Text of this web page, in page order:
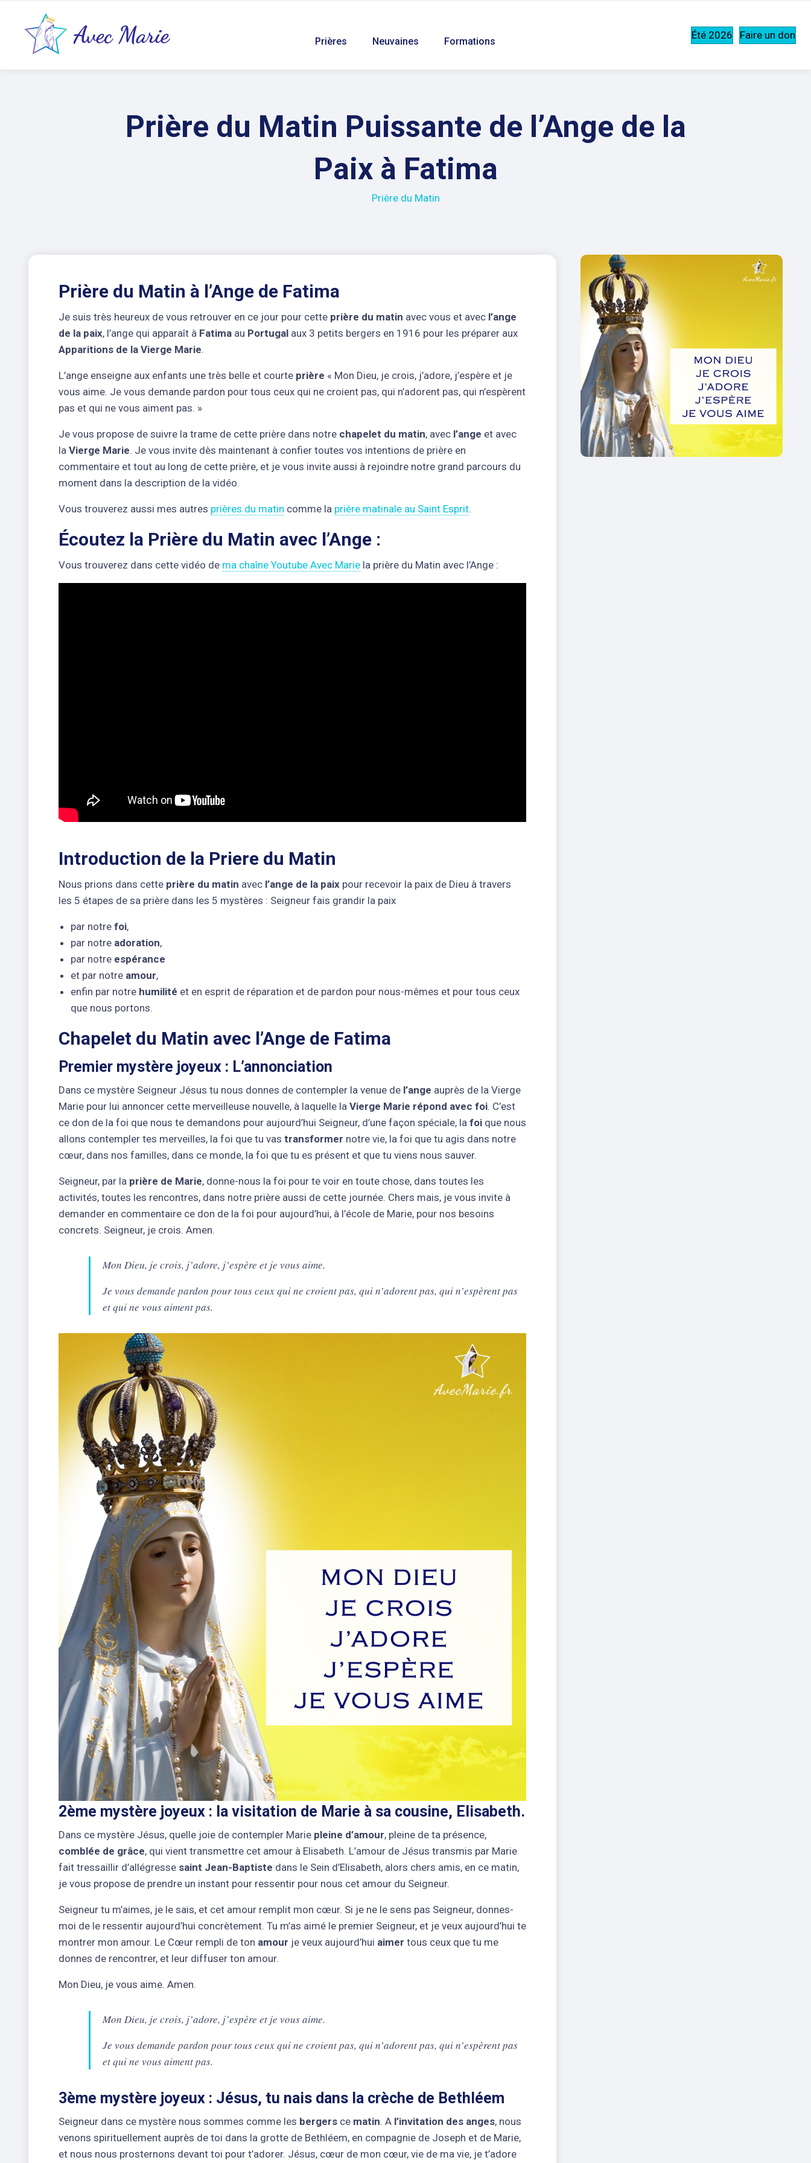
Prières Neuvaines Formations
Été 2026 Faire un don
Prière du Matin Puissante de l’Ange de la
Paix à Fatima
Prière du Matin
Prière du Matin à l’Ange de Fatima
Je suis très heureux de vous retrouver en ce jour pour cette prière du matin avec vous et avec l’ange
de la paix, l’ange qui apparaît à Fatima au Portugal aux 3 petits bergers en 1916 pour les préparer aux
Apparitions de la Vierge Marie.
L’ange enseigne aux enfants une très belle et courte prière « Mon Dieu, je crois, j’adore, j’espère et je
vous aime. Je vous demande pardon pour tous ceux qui ne croient pas, qui n’adorent pas, qui n’espèrent
pas et qui ne vous aiment pas. »
Je vous propose de suivre la trame de cette prière dans notre chapelet du matin, avec l’ange et avec
la Vierge Marie. Je vous invite dès maintenant à confier toutes vos intentions de prière en
commentaire et tout au long de cette prière, et je vous invite aussi à rejoindre notre grand parcours du
moment dans la description de la vidéo.
Vous trouverez aussi mes autres prières du matin comme la prière matinale au Saint Esprit.
Écoutez la Prière du Matin avec l’Ange :
Vous trouverez dans cette vidéo de ma chaîne Youtube Avec Marie la prière du Matin avec l’Ange :
Introduction de la Priere du Matin
Nous prions dans cette prière du matin avec l’ange de la paix pour recevoir la paix de Dieu à travers
les 5 étapes de sa prière dans les 5 mystères : Seigneur fais grandir la paix
par notre foi,
par notre adoration,
par notre espérance
et par notre amour,
enfin par notre humilité et en esprit de réparation et de pardon pour nous-mêmes et pour tous ceux
que nous portons.
Chapelet du Matin avec l’Ange de Fatima
Premier mystère joyeux : L’annonciation
Dans ce mystère Seigneur Jésus tu nous donnes de contempler la venue de l’ange auprès de la Vierge
Marie pour lui annoncer cette merveilleuse nouvelle, à laquelle la Vierge Marie répond avec foi. C’est
ce don de la foi que nous te demandons pour aujourd’hui Seigneur, d’une façon spéciale, la foi que nous
allons contempler tes merveilles, la foi que tu vas transformer notre vie, la foi que tu agis dans notre
cœur, dans nos familles, dans ce monde, la foi que tu es présent et que tu viens nous sauver.
Seigneur, par la prière de Marie, donne-nous la foi pour te voir en toute chose, dans toutes les
activités, toutes les rencontres, dans notre prière aussi de cette journée. Chers mais, je vous invite à
demander en commentaire ce don de la foi pour aujourd’hui, à l’école de Marie, pour nos besoins
concrets. Seigneur, je crois. Amen.
Mon Dieu, je crois, j’adore, j’espère et je vous aime.
Je vous demande pardon pour tous ceux qui ne croient pas, qui n’adorent pas, qui n’espèrent pas
et qui ne vous aiment pas.
2ème mystère joyeux : la visitation de Marie à sa cousine, Elisabeth.
Dans ce mystère Jésus, quelle joie de contempler Marie pleine d’amour, pleine de ta présence,
comblée de grâce, qui vient transmettre cet amour à Elisabeth. L’amour de Jésus transmis par Marie
fait tressaillir d’allégresse saint Jean-Baptiste dans le Sein d’Elisabeth, alors chers amis, en ce matin,
je vous propose de prendre un instant pour ressentir pour nous cet amour du Seigneur.
Seigneur tu m’aimes, je le sais, et cet amour remplit mon cœur. Si je ne le sens pas Seigneur, donnes-
moi de le ressentir aujourd’hui concrètement. Tu m’as aimé le premier Seigneur, et je veux aujourd’hui te
montrer mon amour. Le Cœur rempli de ton amour je veux aujourd’hui aimer tous ceux que tu me
donnes de rencontrer, et leur diffuser ton amour.
Mon Dieu, je vous aime. Amen.
Mon Dieu, je crois, j’adore, j’espère et je vous aime.
Je vous demande pardon pour tous ceux qui ne croient pas, qui n’adorent pas, qui n’espèrent pas
et qui ne vous aiment pas.
3ème mystère joyeux : Jésus, tu nais dans la crèche de Bethléem
Seigneur dans ce mystère nous sommes comme les bergers ce matin. A l’invitation des anges, nous
venons spirituellement auprès de toi dans la grotte de Bethléem, en compagnie de Joseph et de Marie,
et nous nous prosternons devant toi pour t’adorer. Jésus, cœur de mon cœur, vie de ma vie, je t’adore